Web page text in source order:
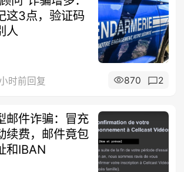
这3点，验证码
人
时前回复 870 2
邮件诈骗：冒充
续费，邮件竟包
和IBAN